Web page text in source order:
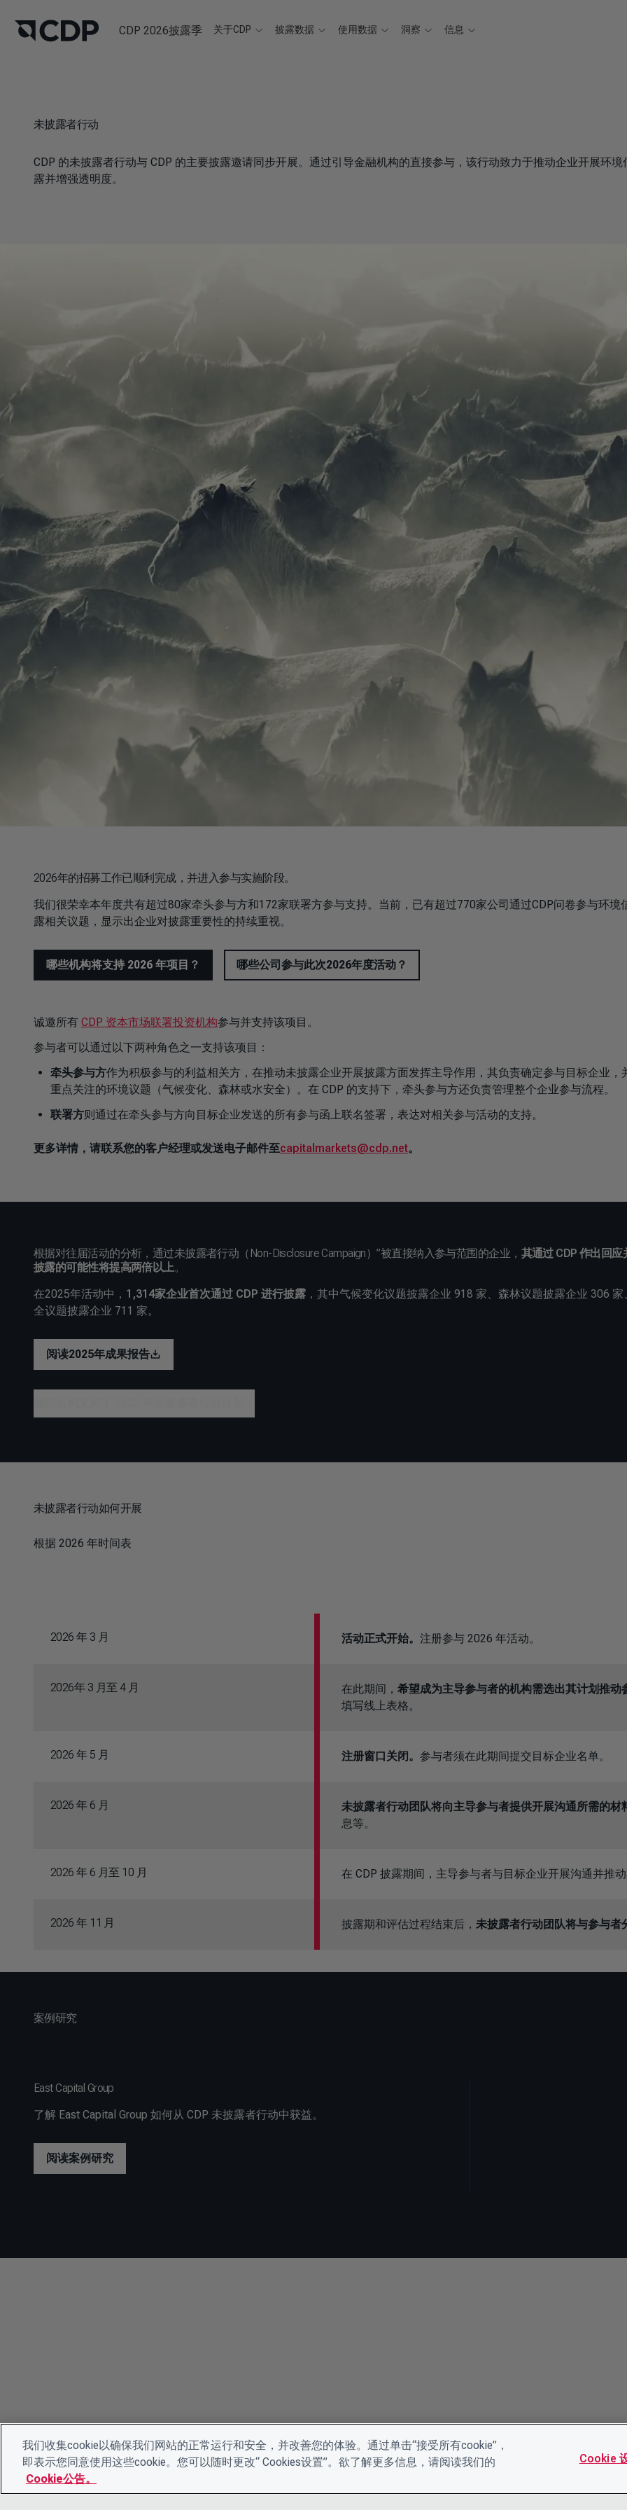
CDP 2026披露季 关于CDP 披露数据 使用数据 洞察 信息
未披露者行动
CDP 的未披露者行动与 CDP 的主要披露邀请同步开展。通过引导金融机构的直接参与，该行动致力于推动企业开展环境
露并增强透明度。
2026年的招募工作已顺利完成，并进入参与实施阶段。
我们很荣幸本年度共有超过80家牵头参与方和172家联署方参与支持。当前，已有超过770家公司通过CDP问卷参与环境
露相关议题，显示出企业对披露重要性的持续重视。
哪些机构将支持 2026 年项目？ 哪些公司参与此次2026年度活动？
诚邀所有 CDP 资本市场联署投资机构参与并支持该项目。
参与者可以通过以下两种角色之一支持该项目：
牵头参与方作为积极参与的利益相关方，在推动未披露企业开展披露方面发挥主导作用，其负责确定参与目标企业，
重点关注的环境议题（气候变化、森林或水安全）。在 CDP 的支持下，牵头参与方还负责管理整个企业参与流程。
联署方则通过在牵头参与方向目标企业发送的所有参与函上联名签署，表达对相关参与活动的支持。
更多详情，请联系您的客户经理或发送电子邮件至capitalmarkets@cdp.net。
根据对往届活动的分析，通过未披露者行动（Non-Disclosure Campaign）”被直接纳入参与范围的企业， 其通过 CDP 作出回应
披露的可能性将提高两倍以上。
在2025年活动中， 1,314家企业首次通过 CDP 进行披露 ，其中气候变化议题披露企业 918 家、森林议题披露企业 306 家
全议题披露企业 711 家。
阅读2025年成果报告
未披露者行动如何开展
根据 2026 年时间表
2026 年 3 月 活动正式开始。 注册参与 2026 年活动。
2026年 3 月至 4 月 在此期间， 希望成为主导参与者的机构需选出其计划推动
填写线上表格。
2026 年 5 月 注册窗口关闭。 参与者须在此期间提交目标企业名单。
2026 年 6 月
未披露者行动团队将向主导参与者提供开展沟通所需的材
息等。
2026 年 6 月至 10 月 在 CDP 披露期间，主导参与者与目标企业开展沟通并推
2026 年 11 月 披露期和评估过程结束后， 未披露者行动团队将与参与者
案例研究
East Capital Group
了解 East Capital Group 如何从 CDP 未披露者行动中获益。
阅读案例研究
我们收集cookie以确保我们网站的正常运行和安全，并改善您的体验。通过单击“接受所有cookie”，
即表示您同意使用这些cookie。您可以随时更改“ Cookies设置”。欲了解更多信息，请阅读我们的
Cookie公告。
Cookie